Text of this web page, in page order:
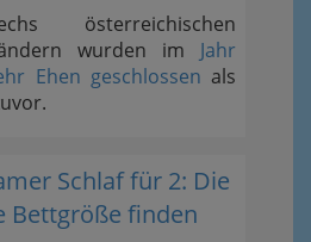
österreichischen
wurden im Jahr
Ehen geschlossen als
Schlaf für 2: Die
Bettgröße finden